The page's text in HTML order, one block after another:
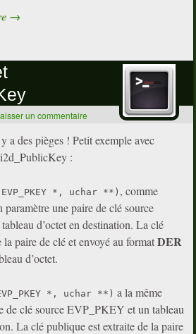
→
un commentaire
a des pièges ! Petit exemple avec
:
*, uchar **) , comme
paramètre une paire de clé source
d’octet en destination. La clé
la paire de clé et envoyé au formatDER
d’octet.
*, uchar **) a la même
de clé source EVP_PKEY et un tableau
La clé publique est extraite de la paire